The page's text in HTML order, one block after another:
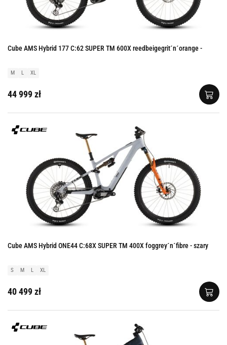
Cube AMS Hybrid 177 C:62 SUPER TM 600X reedbeigegrit´n´orange -
M L XL
44 999 zł
Cube AMS Hybrid ONE44 C:68X SUPER TM 400X foggrey´n´fibre - szary
S M L XL
40 499 zł